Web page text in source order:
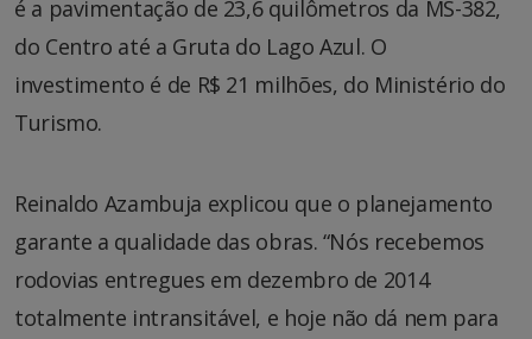
é a pavimentação de 23,6 quilômetros da MS-382,
do Centro até a Gruta do Lago Azul. O
investimento é de R$ 21 milhões, do Ministério do
Turismo.
Reinaldo Azambuja explicou que o planejamento
garante a qualidade das obras. “Nós recebemos
rodovias entregues em dezembro de 2014
totalmente intransitável, e hoje não dá nem para